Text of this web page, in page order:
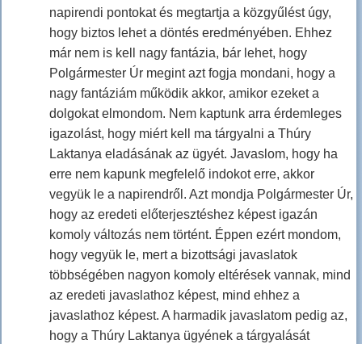
napirendi pontokat és megtartja a közgyűlést úgy,
hogy biztos lehet a döntés eredményében. Ehhez
már nem is kell nagy fantázia, bár lehet, hogy
Polgármester Úr megint azt fogja mondani, hogy a
nagy fantáziám működik akkor, amikor ezeket a
dolgokat elmondom. Nem kaptunk arra érdemleges
igazolást, hogy miért kell ma tárgyalni a Thúry
Laktanya eladásának az ügyét. Javaslom, hogy ha
erre nem kapunk megfelelő indokot erre, akkor
vegyük le a napirendről. Azt mondja Polgármester Úr,
hogy az eredeti előterjesztéshez képest igazán
komoly változás nem történt. Éppen ezért mondom,
hogy vegyük le, mert a bizottsági javaslatok
többségében nagyon komoly eltérések vannak, mind
az eredeti javaslathoz képest, mind ehhez a
javaslathoz képest. A harmadik javaslatom pedig az,
hogy a Thúry Laktanya ügyének a tárgyalását